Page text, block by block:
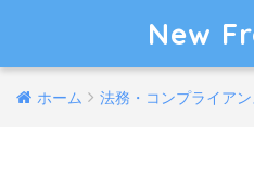
New
ホーム 法務・コンプライア